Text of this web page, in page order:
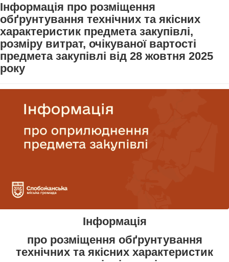
Інформація про розміщення
обґрунтування технічних та якісних
характеристик предмета закупівлі,
розміру витрат, очікуваної вартості
предмета закупівлі від 28 жовтня 2025
року
Інформація
про розміщення обґрунтування
технічних та якісних характеристик